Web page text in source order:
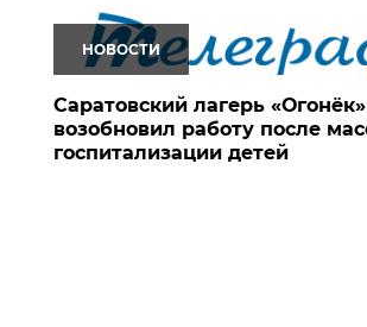
НОВОСТИ
Саратовский лагерь «Огонёк»
возобновил работу после
госпитализации детей